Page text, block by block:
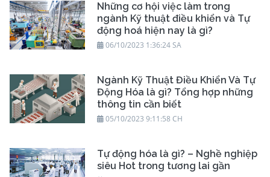
Những cơ hội việc làm trong
ngành Kỹ thuật điều khiển và Tự
động hoá hiện nay là gì?
06/10/2023 1:36:24 SA
Ngành Kỹ Thuật Điều Khiển Và Tự
Động Hóa là gì? Tổng hợp những
thông tin cần biết
05/10/2023 9:11:58 CH
Tự động hóa là gì? – Nghề nghiệp
siêu Hot trong tương lai gần